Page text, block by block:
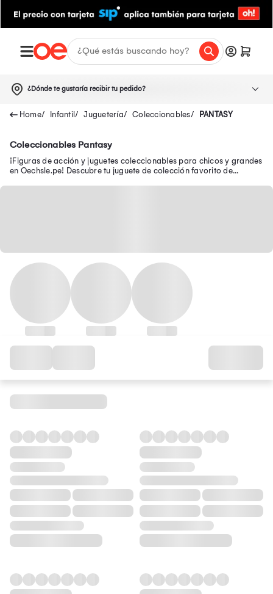
¿Dónde te gustaría recibir tu pedido?
Infantil Juguetería Coleccionables PANTASY
Coleccionables Pantasy
¡Figuras de acción y juguetes coleccionables para chicos y grandes
en Oechsle.pe! Descubre tu juguete de colección favorito de